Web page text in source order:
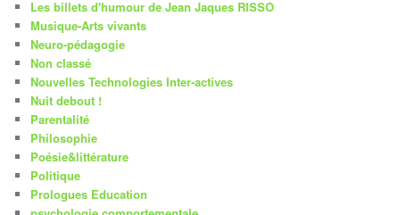
Les billets d'humour de Jean Jaques RISSO
Musique-Arts vivants
Neuro-pédagogie
Non classé
Nouvelles Technologies Inter-actives
Nuit debout !
Parentalité
Philosophie
Poésie&littérature
Politique
Prologues Education